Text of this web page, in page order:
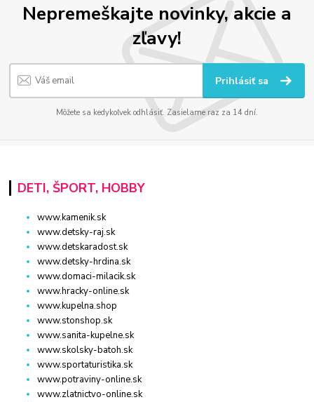
Nepremeškajte novinky, akcie a
zľavy!
Prihlásiť sa
Môžete sa kedykoľvek odhlásiť. Zasielame raz za 14 dní.
DETI, ŠPORT, HOBBY
www.kamenik.sk
www.detsky-raj.sk
www.detskaradost.sk
www.detsky-hrdina.sk
www.domaci-milacik.sk
www.hracky-online.sk
www.kupelna.shop
www.stonshop.sk
www.sanita-kupelne.sk
www.skolsky-batoh.sk
www.sportaturistika.sk
www.potraviny-online.sk
www.zlatnictvo-online.sk